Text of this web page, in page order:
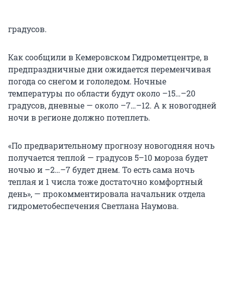
градусов.
Как сообщили в Кемеровском Гидрометцентре, в
предпраздничные дни ожидается переменчивая
погода со снегом и гололедом. Ночные
температуры по области будут около –15…–20
градусов, дневные — около –7…–12. А к новогодней
ночи в регионе должно потеплеть.
«По предварительному прогнозу новогодняя ночь
получается теплой — градусов 5–10 мороза будет
ночью и –2…–7 будет днем. То есть сама ночь
теплая и 1 числа тоже достаточно комфортный
день», — прокомментировала начальник отдела
гидрометобеспечения Светлана Наумова.